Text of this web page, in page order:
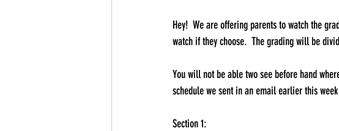
Hey!  We are offering parents to watch the
watch if they choose.  The grading will be
You will not be able two see before hand
schedule we sent in an email earlier this
Section 1: